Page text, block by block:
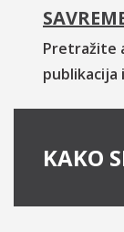
Pretražite
publikacija
KAKO